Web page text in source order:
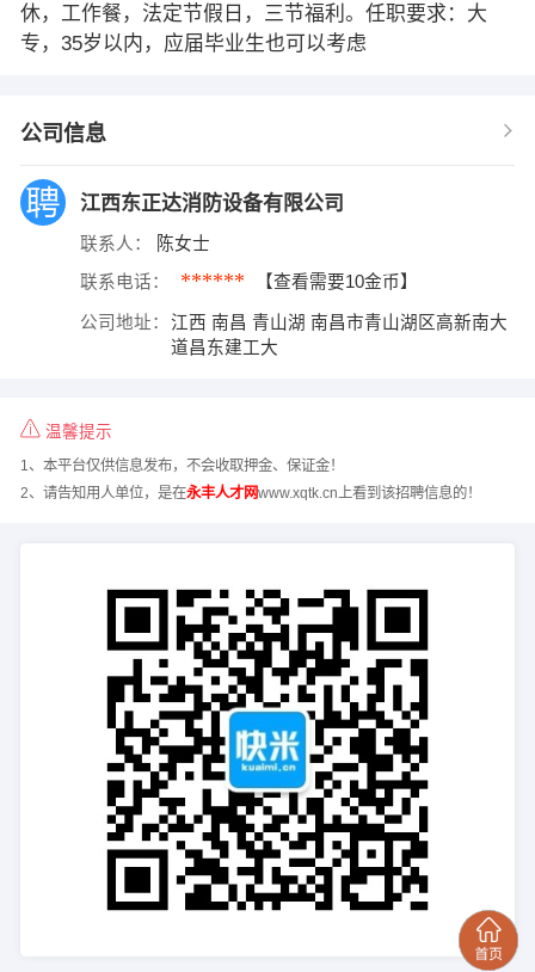
休，工作餐，法定节假日，三节福利。任职要求：大
专，35岁以内，应届毕业生也可以考虑
公司信息
江西东正达消防设备有限公司
联系人： 陈女士
联系电话： ****** 【查看需要10金币】
公司地址：
江西 南昌 青山湖 南昌市青山湖区高新南大
道昌东建工大
温馨提示
1、本平台仅供信息发布，不会收取押金、保证金！
2、请告知用人单位，是在永丰人才网www.xqtk.cn上看到该招聘信息的！